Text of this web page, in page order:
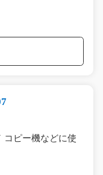
コピー機などに使